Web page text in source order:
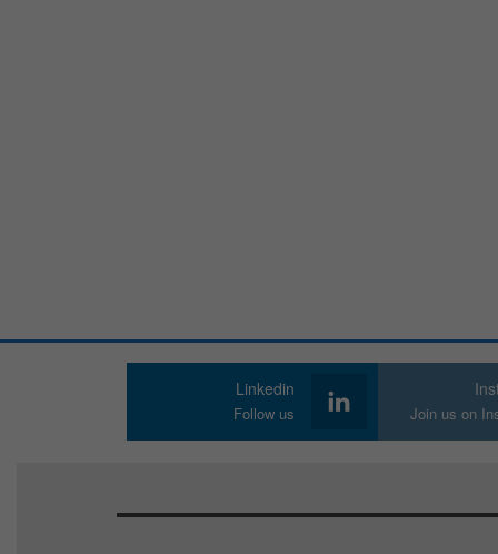
Join us on
Linkedin
Follow us